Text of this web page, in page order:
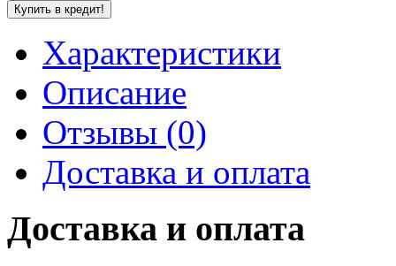
Характеристики
Описание
Отзывы (0)
Доставка и оплата
Доставка и оплата